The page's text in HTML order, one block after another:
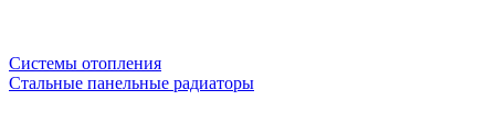
Системы отопления
Стальные панельные радиаторы